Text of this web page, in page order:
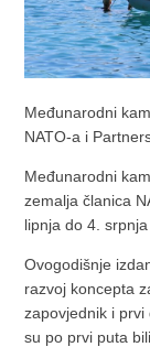
Međunarodni
NATO-a i
Međunarodni
zemalja članica
lipnja do 4.
Ovogodišnje
razvoj koncepta
zapovjednik i
su po prvi puta